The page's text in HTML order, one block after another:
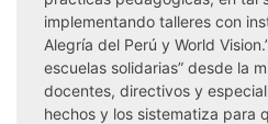
implementando talleres con
Alegría del Perú y World
escuelas solidarias” desde la
docentes, directivos y
hechos y los sistematiza para